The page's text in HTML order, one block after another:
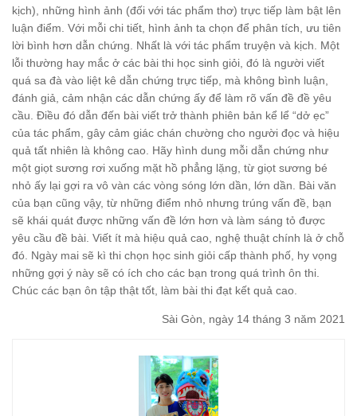
kịch), những hình ảnh (đối với tác phẩm thơ) trực tiếp làm bật lên
luận điểm. Với mỗi chi tiết, hình ảnh ta chọn để phân tích, ưu tiên
lời bình hơn dẫn chứng. Nhất là với tác phẩm truyện và kịch. Một
lỗi thường hay mắc ở các bài thi học sinh giỏi, đó là người viết
quá sa đà vào liệt kê dẫn chứng trực tiếp, mà không bình luận,
đánh giả, cảm nhận các dẫn chứng ấy để làm rõ vấn đề đề yêu
cầu. Điều đó dẫn đến bài viết trở thành phiên bản kể lể “dở ẹc”
của tác phẩm, gây cảm giác chán chường cho người đọc và hiệu
quả tất nhiên là không cao. Hãy hình dung mỗi dẫn chứng như
một giọt sương rơi xuống mặt hồ phẳng lặng, từ giọt sương bé
nhỏ ấy lại gợi ra vô vàn các vòng sóng lớn dần, lớn dần. Bài văn
của bạn cũng vậy, từ những điểm nhỏ nhưng trúng vấn đề, bạn
sẽ khái quát được những vấn đề lớn hơn và làm sáng tỏ được
yêu cầu đề bài. Viết ít mà hiệu quả cao, nghệ thuật chính là ở chỗ
đó. Ngày mai sẽ kì thi chọn học sinh giỏi cấp thành phố, hy vọng
những gợi ý này sẽ có ích cho các bạn trong quá trình ôn thi.
Chúc các bạn ôn tập thật tốt, làm bài thi đạt kết quả cao.
Sài Gòn, ngày 14 tháng 3 năm 2021